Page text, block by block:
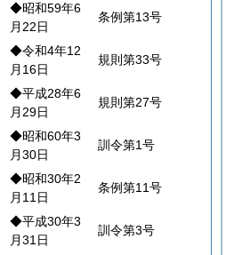
◆昭和59年6
月22日
条例第13号
◆令和4年12
月16日
規則第33号
◆平成28年6
月29日
規則第27号
◆昭和60年3
月30日
訓令第1号
◆昭和30年2
月11日
条例第11号
◆平成30年3
月31日
訓令第3号